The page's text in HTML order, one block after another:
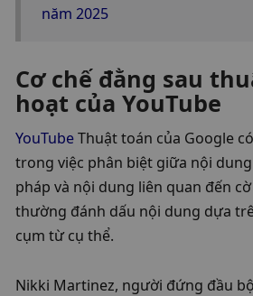
năm 2025
Cơ chế đằng sau
hoạt của YouTube
YouTube Thuật toán của Google
trong việc phân biệt giữa nội
pháp và nội dung liên quan đến
thường đánh dấu nội dung dựa
cụm từ cụ thể.
Nikki Martinez, người đứng đầu